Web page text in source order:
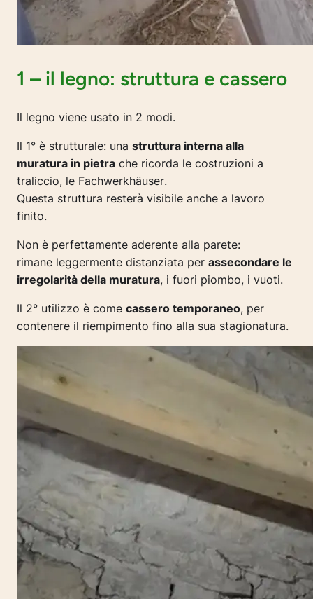
1 – il legno: struttura e cassero
Il legno viene usato in 2 modi.
Il 1° è strutturale: una struttura interna alla
muratura in pietra che ricorda le costruzioni a
traliccio, le Fachwerkhäuser.
Questa struttura resterà visibile anche a lavoro
finito.
Non è perfettamente aderente alla parete:
rimane leggermente distanziata per assecondare le
irregolarità della muratura, i fuori piombo, i vuoti.
Il 2° utilizzo è come cassero temporaneo, per
contenere il riempimento fino alla sua stagionatura.